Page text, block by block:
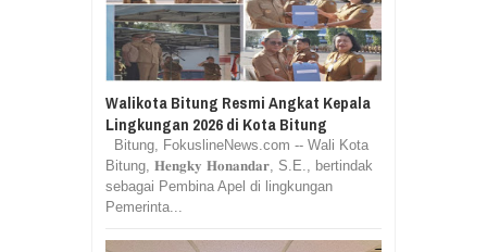
Walikota Bitung Resmi Angkat Kepala
Lingkungan 2026 di Kota Bitung
Bitung, FokuslineNews.com -- Wali Kota
Bitung, 𝐇𝐞𝐧𝐠𝐤𝐲 𝐇𝐨𝐧𝐚𝐧𝐝𝐚𝐫, S.E., bertindak
sebagai Pembina Apel di lingkungan
Pemerinta...